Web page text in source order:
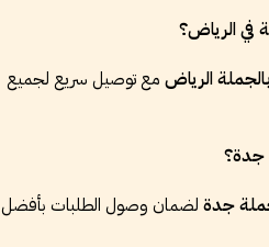
في الرياض؟
الرياض مع توصيل سريع لجميع
جدة؟
جدة لضمان وصول الطلبات بأفضل